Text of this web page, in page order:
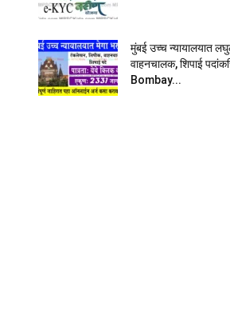
मुंबई उच्च न्यायालयात
वाहनचालक, शिपाई
Bombay...